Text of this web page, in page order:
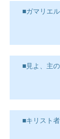
■ガマリエ
■見よ、主
■キリスト